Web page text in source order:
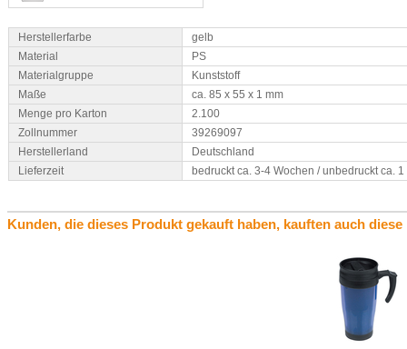
Herstellerfarbe
gelb
Material
PS
Materialgruppe
Kunststoff
Maße
ca. 85 x 55 x 1 mm
Menge pro Karton
2.100
Zollnummer
39269097
Herstellerland
Deutschland
Lieferzeit
bedruckt ca. 3-4 Wochen / unbedruckt ca. 1
Kunden, die dieses Produkt gekauft haben, kauften auch